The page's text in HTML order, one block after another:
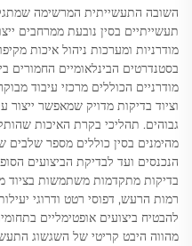
השובה התעשייתית המרשימה
תעשייתיים בסין נובעת ממרחבים
מודרניות ומערכות ניהול איכות
בסטנדרטים הבינלאומיים החמורים
וציוד בדיקות מדויק שמאפשר ייצור
גבוהים. תהליכי בקרת האיכות
מהימנים בסין כוללים מספר
הנכנסים ועד לבדיקת הביצועים
בדיקות מתקדמות משתמשות בציוד
רמות הרעש, דפוסי רטט ודרוגי
להבטיח ביצועים אופטימליים
מהווה היבט קריטי של השגשוג